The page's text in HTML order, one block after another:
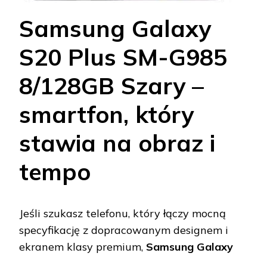
Samsung Galaxy
S20 Plus SM-G985
8/128GB Szary –
smartfon, który
stawia na obraz i
tempo
Jeśli szukasz telefonu, który łączy mocną
specyfikację z dopracowanym designem i
ekranem klasy premium, Samsung Galaxy